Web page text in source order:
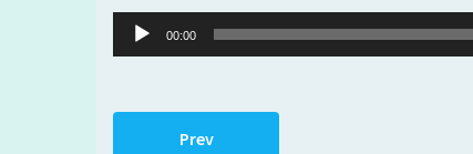
Audio
Player
00:00
Prev